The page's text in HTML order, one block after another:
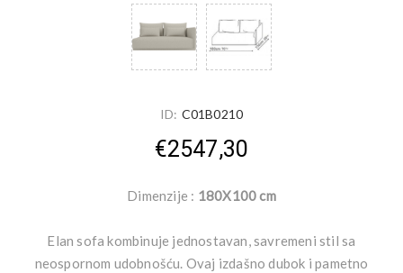
ID: C01B0210
€2547,30
Dimenzije : 180X100 cm
Elan sofa kombinuje jednostavan, savremeni stil sa
neospornom udobnošću. Ovaj izdašno dubok i pametno